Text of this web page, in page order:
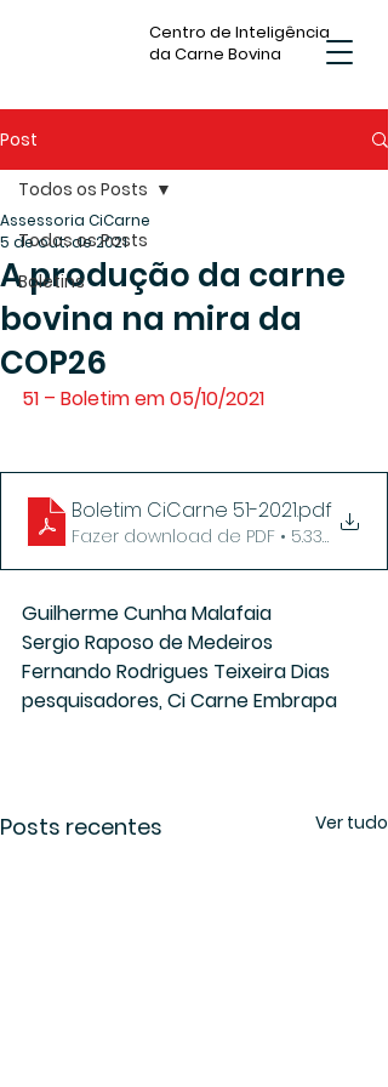
Centro de Inteligência
da Carne Bovina
Post
Todos os Posts
Boletins
Todos os Posts
A produção da carne
bovina na mira da
COP26
Assessoria CiCarne
5 de out. de 2021
51 – Boletim em 05/10/2021
Boletim CiCarne 51-2021.pdf
Fazer download de PDF • 5.33MB
Guilherme Cunha Malafaia
Sergio Raposo de Medeiros
Fernando Rodrigues Teixeira Dias
pesquisadores, Ci Carne Embrapa
Posts recentes Ver tudo